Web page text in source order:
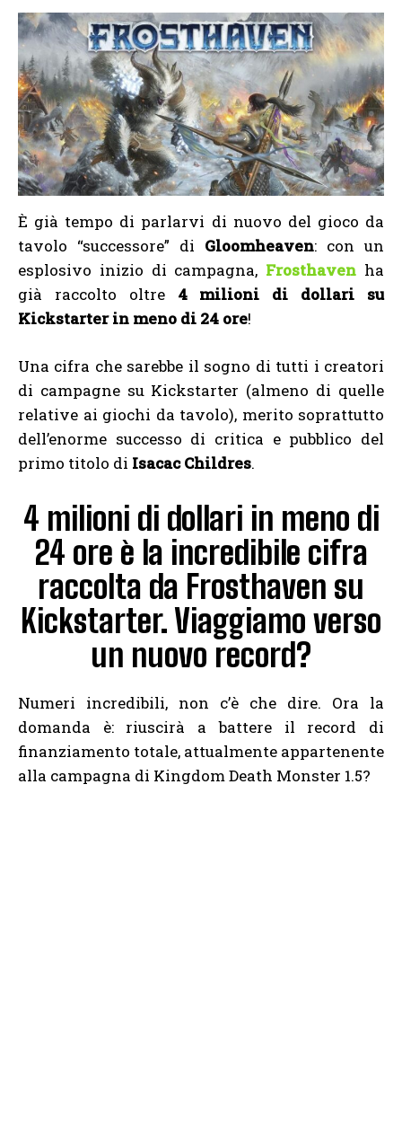
È già tempo di parlarvi di nuovo del gioco da
tavolo “successore” di Gloomheaven: con un
esplosivo inizio di campagna, Frosthaven ha
già raccolto oltre 4 milioni di dollari su
Kickstarter in meno di 24 ore!
Una cifra che sarebbe il sogno di tutti i creatori
di campagne su Kickstarter (almeno di quelle
relative ai giochi da tavolo), merito soprattutto
dell’enorme successo di critica e pubblico del
primo titolo di Isacac Childres.
4 milioni di dollari in meno di
24 ore è la incredibile cifra
raccolta da Frosthaven su
Kickstarter. Viaggiamo verso
un nuovo record?
Numeri incredibili, non c’è che dire. Ora la
domanda è: riuscirà a battere il record di
finanziamento totale, attualmente appartenente
alla campagna di Kingdom Death Monster 1.5?